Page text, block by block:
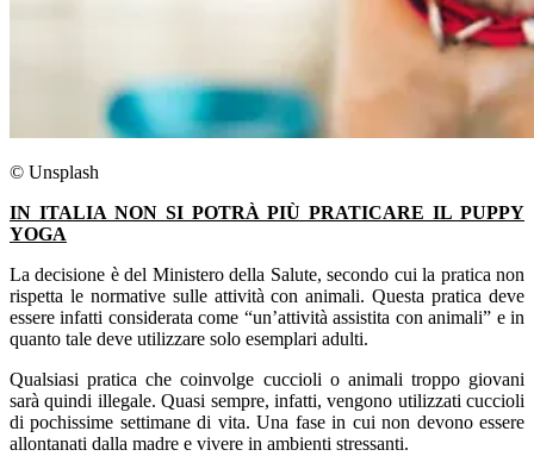
© Unsplash
IN ITALIA NON SI POTRÀ PIÙ PRATICARE IL PUPPY
YOGA
La decisione è del Ministero della Salute, secondo cui la pratica non
rispetta le normative sulle attività con animali. Questa pratica deve
essere infatti considerata come “un’attività assistita con animali” e in
quanto tale deve utilizzare solo esemplari adulti.
Qualsiasi pratica che coinvolge cuccioli o animali troppo giovani
sarà quindi illegale. Quasi sempre, infatti, vengono utilizzati cuccioli
di pochissime settimane di vita. Una fase in cui non devono essere
allontanati dalla madre e vivere in ambienti stressanti.